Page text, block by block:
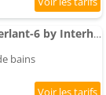
Maison de vacances Wiringherlant-6 by Interhome
bains